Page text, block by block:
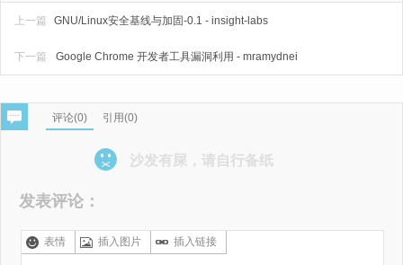
上一篇 GNU/Linux安全基线与加固-0.1 - insight-labs
Google Chrome 开发者工具漏洞利用 - mramydnei
下一篇
评论(0) 引用(0)
沙发有屎，请自行备纸
发表评论：
表情 插入图片 插入链接